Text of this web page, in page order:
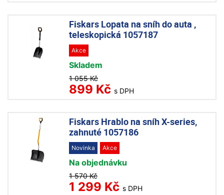
Fiskars Lopata na sníh do auta ,
teleskopická 1057187
Akce
Skladem
1 055 Kč
899 Kč s DPH
Fiskars Hrablo na sníh X-series,
zahnuté 1057186
Novinka Akce
Na objednávku
1 570 Kč
1 299 Kč s DPH